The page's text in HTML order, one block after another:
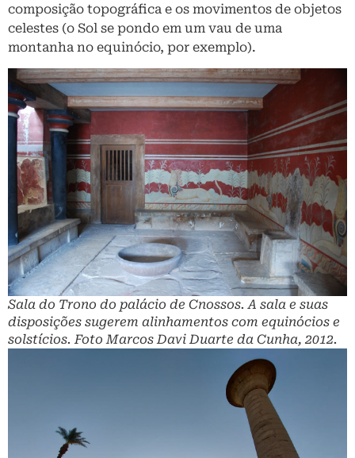
composição topográfica e os movimentos de objetos
celestes (o Sol se pondo em um vau de uma
montanha no equinócio, por exemplo).
Sala do Trono do palácio de Cnossos. A sala e suas
disposições sugerem alinhamentos com equinócios e
solstícios. Foto Marcos Davi Duarte da Cunha, 2012.